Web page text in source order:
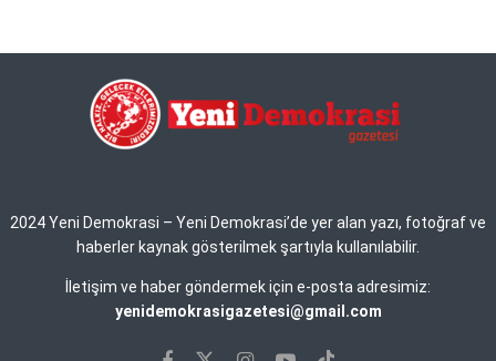
2024 Yeni Demokrasi – Yeni Demokrasi’de yer alan yazı, fotoğraf ve
haberler kaynak gösterilmek şartıyla kullanılabilir.
İletişim ve haber göndermek için e-posta adresimiz:
yenidemokrasigazetesi@gmail.com